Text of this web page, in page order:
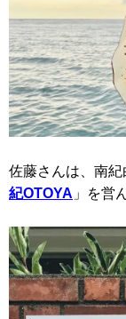
佐藤さんは、南紀
紀OTOYA 」を営